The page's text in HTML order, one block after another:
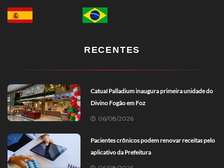
RECENTES
Catuaí Palladium inaugura primeira unidade do
Divino Fogão em Foz
06/08/2026
Pacientes crônicos podem renovar receitas pelo
aplicativo da Prefeitura